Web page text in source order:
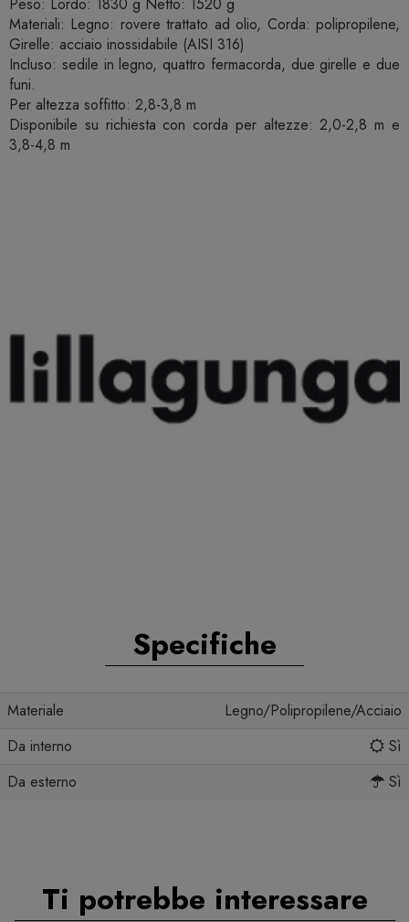
Peso: Lordo: 1830 g Netto: 1520 g
Materiali: Legno: rovere trattato ad olio, Corda: polipropilene,
Girelle: acciaio inossidabile (AISI 316)
Incluso: sedile in legno, quattro fermacorda, due girelle e due
funi.
Per altezza soffitto: 2,8-3,8 m
Disponibile su richiesta con corda per altezze: 2,0-2,8 m e
3,8-4,8 m
Specifiche
Materiale
Legno/Polipropilene/Acciaio
Da interno
Sì
Da esterno
Sì
Ti potrebbe interessare